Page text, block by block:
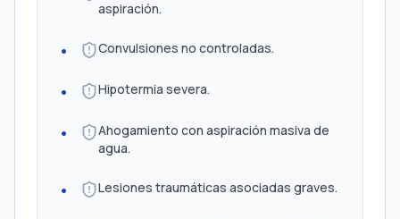
aspiración.
Convulsiones no controladas.
Hipotermia severa.
Ahogamiento con aspiración masiva de
agua.
Lesiones traumáticas asociadas graves.